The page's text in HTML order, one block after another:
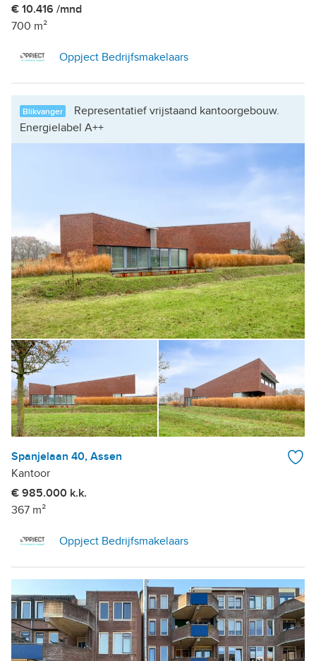
€ 10.416 /mnd
700 m²
Oppject Bedrijfsmakelaars
Blikvanger
Representatief vrijstaand kantoorgebouw.
Energielabel A++
Spanjelaan 40, Assen
Kantoor
€ 985.000 k.k.
367 m²
Oppject Bedrijfsmakelaars